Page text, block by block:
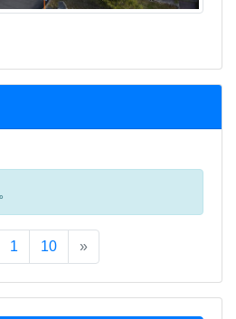
1 10 »